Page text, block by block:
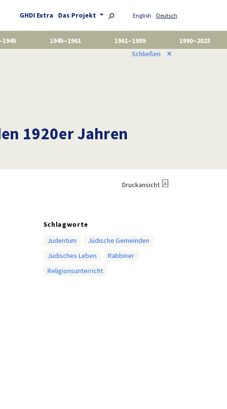
GHDI Extra Das Projekt English Deutsch
1945–1961 1961–1989
1990–2023
Schließen ✕
1920er Jahren
Druckansicht
Schlagworte
Judentum
Jüdische Gemeinden
Jüdisches Leben
Rabbiner
Religionsunterricht